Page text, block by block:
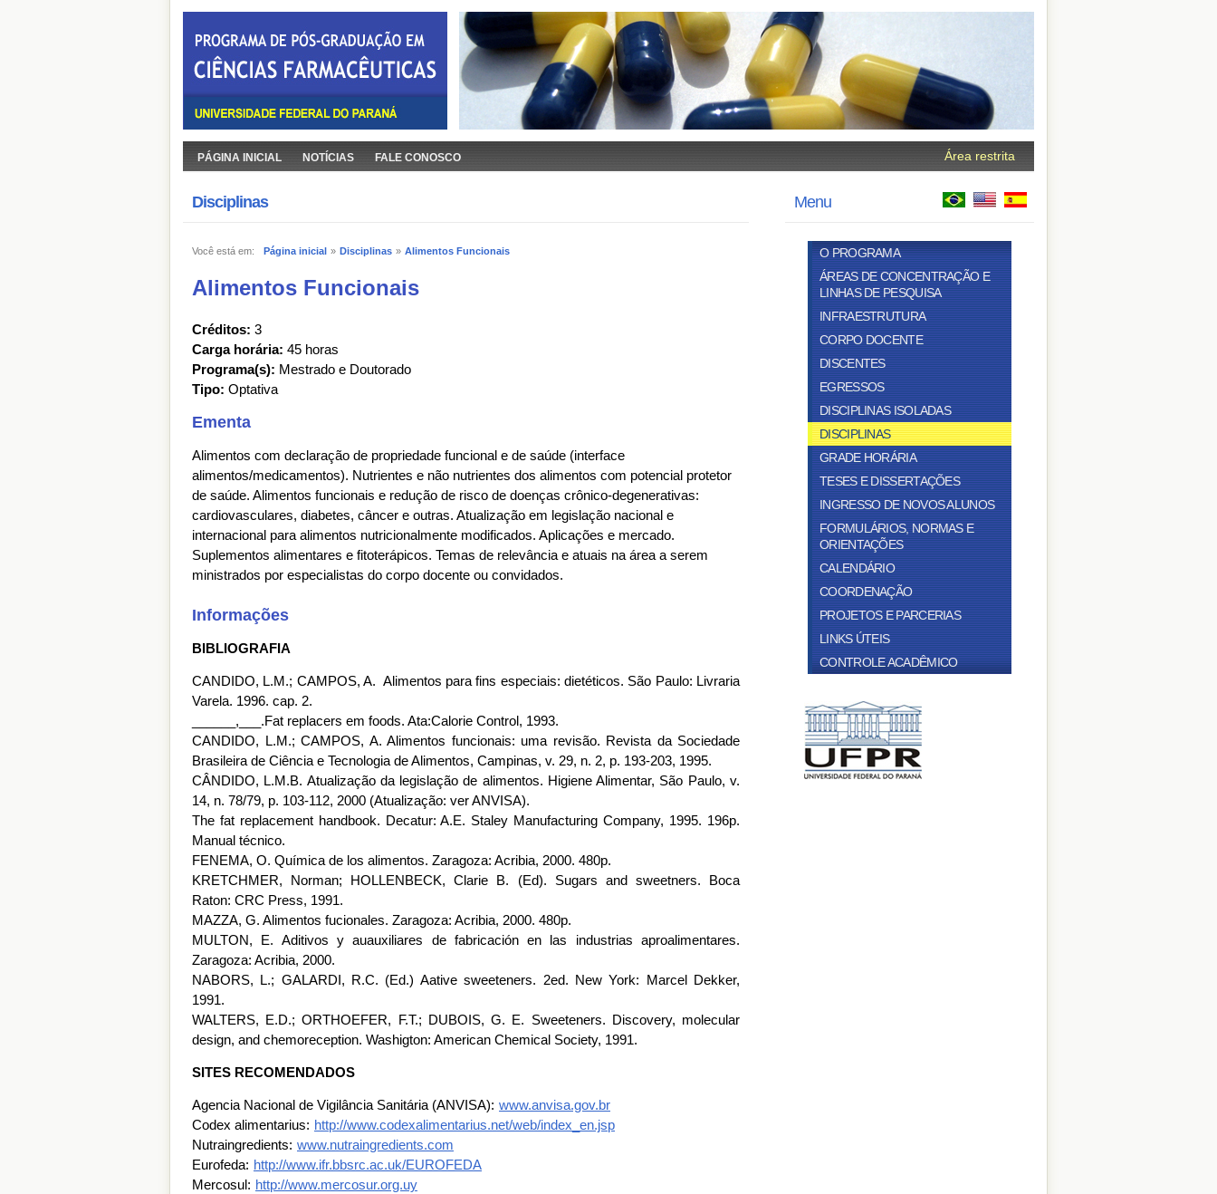
PÁGINA INICIAL NOTÍCIAS FALE CONOSCO Área restrita
Disciplinas
Você está em: Página inicial » Disciplinas » Alimentos Funcionais
Alimentos Funcionais
Créditos: 3
Carga horária: 45 horas
Programa(s): Mestrado e Doutorado
Tipo: Optativa
Ementa
Alimentos com declaração de propriedade funcional e de saúde (interface
alimentos/medicamentos). Nutrientes e não nutrientes dos alimentos com potencial protetor
de saúde. Alimentos funcionais e redução de risco de doenças crônico-degenerativas:
cardiovasculares, diabetes, câncer e outras. Atualização em legislação nacional e
internacional para alimentos nutricionalmente modificados. Aplicações e mercado.
Suplementos alimentares e fitoterápicos. Temas de relevância e atuais na área a serem
ministrados por especialistas do corpo docente ou convidados.
Informações
BIBLIOGRAFIA
CANDIDO, L.M.; CAMPOS, A. Alimentos para fins especiais: dietéticos. São Paulo: Livraria
Varela. 1996. cap. 2.
______,___.Fat replacers em foods. Ata:Calorie Control, 1993.
CANDIDO, L.M.; CAMPOS, A. Alimentos funcionais: uma revisão. Revista da Sociedade
Brasileira de Ciência e Tecnologia de Alimentos, Campinas, v. 29, n. 2, p. 193-203, 1995.
CÂNDIDO, L.M.B. Atualização da legislação de alimentos. Higiene Alimentar, São Paulo, v.
14, n. 78/79, p. 103-112, 2000 (Atualização: ver ANVISA).
The fat replacement handbook. Decatur: A.E. Staley Manufacturing Company, 1995. 196p.
Manual técnico.
FENEMA, O. Química de los alimentos. Zaragoza: Acribia, 2000. 480p.
KRETCHMER, Norman; HOLLENBECK, Clarie B. (Ed). Sugars and sweetners. Boca
Raton: CRC Press, 1991.
MAZZA, G. Alimentos fucionales. Zaragoza: Acribia, 2000. 480p.
MULTON, E. Aditivos y auauxiliares de fabricación en las industrias aproalimentares.
Zaragoza: Acribia, 2000.
NABORS, L.; GALARDI, R.C. (Ed.) Aative sweeteners. 2ed. New York: Marcel Dekker,
1991.
WALTERS, E.D.; ORTHOEFER, F.T.; DUBOIS, G. E. Sweeteners. Discovery, molecular
design, and chemoreception. Washigton: American Chemical Society, 1991.
SITES RECOMENDADOS
Agencia Nacional de Vigilância Sanitária (ANVISA): www.anvisa.gov.br
Codex alimentarius: http://www.codexalimentarius.net/web/index_en.jsp
Nutraingredients: www.nutraingredients.com
Eurofeda: http://www.ifr.bbsrc.ac.uk/EUROFEDA
Mercosul: http://www.mercosur.org.uy
Menu
O PROGRAMA
ÁREAS DE CONCENTRAÇÃO E
LINHAS DE PESQUISA
INFRAESTRUTURA
CORPO DOCENTE
DISCENTES
EGRESSOS
DISCIPLINAS ISOLADAS
DISCIPLINAS
GRADE HORÁRIA
TESES E DISSERTAÇÕES
INGRESSO DE NOVOS ALUNOS
FORMULÁRIOS, NORMAS E
ORIENTAÇÕES
CALENDÁRIO
COORDENAÇÃO
PROJETOS E PARCERIAS
LINKS ÚTEIS
CONTROLE ACADÊMICO